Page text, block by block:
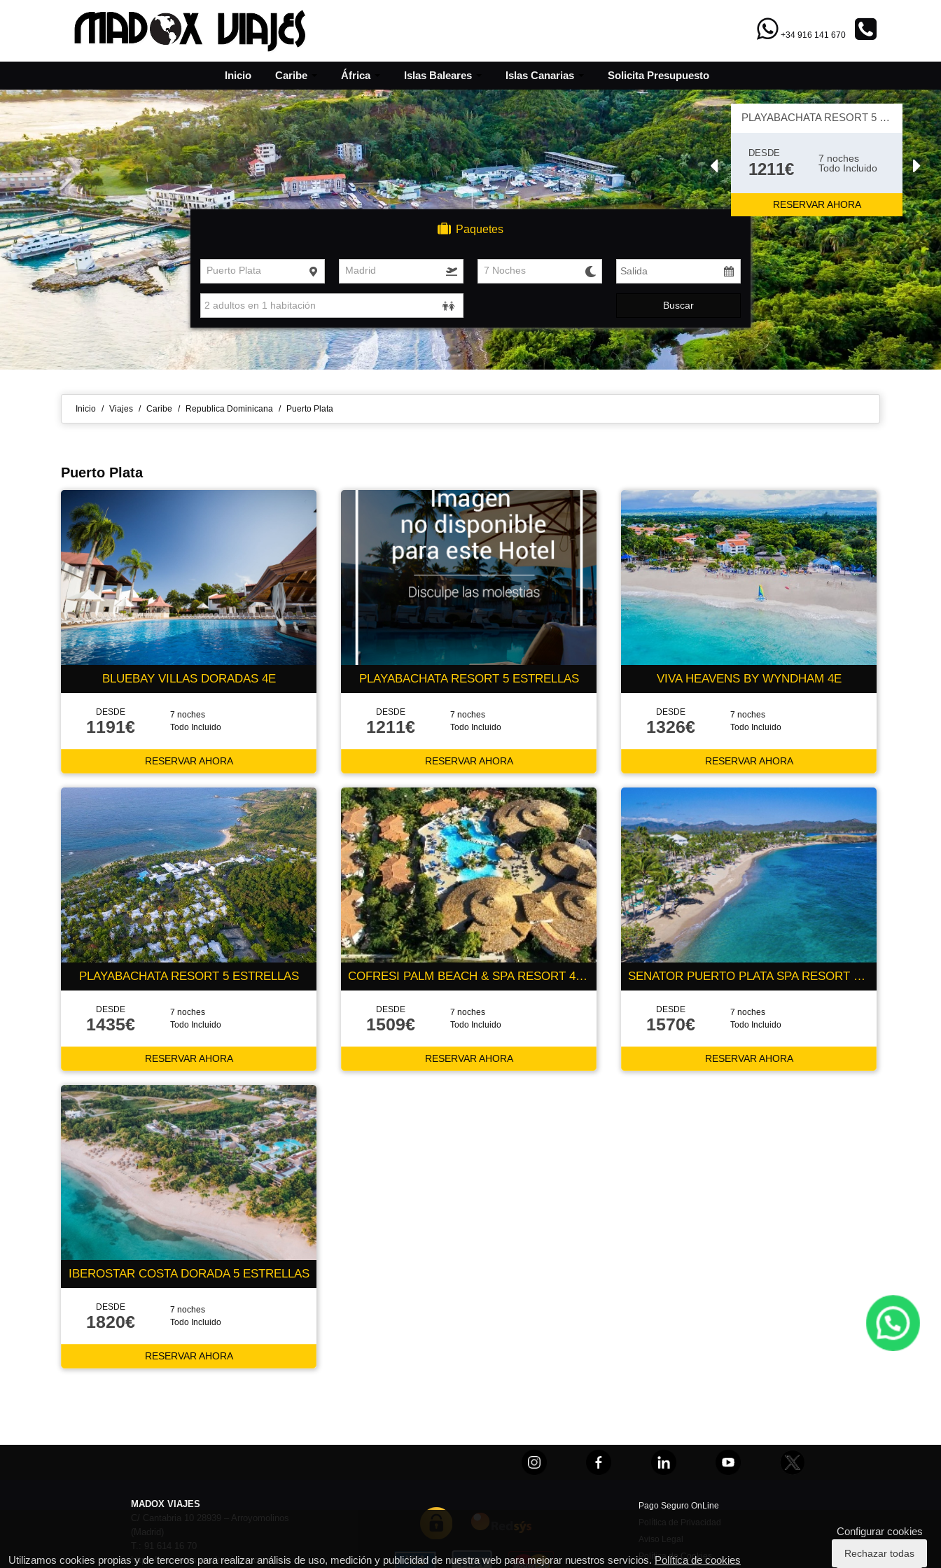
+34 916 141 670
Inicio Caribe África Islas Baleares Islas Canarias Solicita Presupuesto
Utilizamos cookies propias y de terceros para realizar análisis de uso, medición y publicidad de nuestra web para mejorar nuestros servicios.Política de cookies
Configurar cookies
Rechazar todas
PLAYABACHATA RESORT 5 ESTRELLAS
DESDE
1211€
7 noches
Todo Incluido
RESERVAR AHORA
Paquetes
Puerto Plata Madrid 7 Noches
Buscar
Inicio / Viajes / Caribe / Republica Dominicana / Puerto Plata
Puerto Plata
BLUEBAY VILLAS DORADAS 4E
DESDE
1191€
7 noches
Todo Incluido
RESERVAR AHORA
PLAYABACHATA RESORT 5 ESTRELLAS
DESDE
1211€
7 noches
Todo Incluido
RESERVAR AHORA
VIVA HEAVENS BY WYNDHAM 4E
DESDE
1326€
7 noches
Todo Incluido
RESERVAR AHORA
PLAYABACHATA RESORT 5 ESTRELLAS
DESDE
1435€
7 noches
Todo Incluido
RESERVAR AHORA
COFRESI PALM BEACH & SPA RESORT 4 ESTRELLAS
DESDE
1509€
7 noches
Todo Incluido
RESERVAR AHORA
SENATOR PUERTO PLATA SPA RESORT 5 ESTRELLAS
DESDE
1570€
7 noches
Todo Incluido
RESERVAR AHORA
IBEROSTAR COSTA DORADA 5 ESTRELLAS
DESDE
1820€
7 noches
Todo Incluido
RESERVAR AHORA
MADOX VIAJES
https://paquetes.madoxviajes.com
Pago Seguro OnLine
Política de Privacidad
Aviso Legal
Política de Cookies